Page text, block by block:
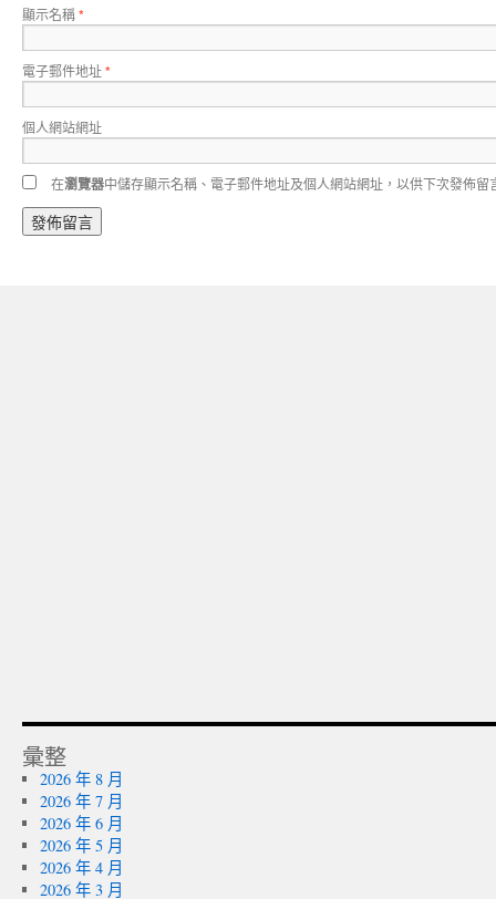
顯示名稱*
電子郵件地址*
個人網站網址
在瀏覽器中儲存顯示名稱、電子郵件地址及個人網站網址，以供下次發佈留
彙整
2026 年 8 月
2026 年 7 月
2026 年 6 月
2026 年 5 月
2026 年 4 月
2026 年 3 月